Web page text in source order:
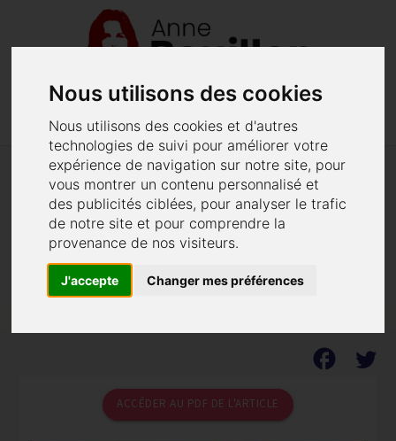
Nous utilisons des cookies
Nous utilisons des cookies et d'autres
technologies de suivi pour améliorer votre
expérience de navigation sur notre site, pour
vous montrer un contenu personnalisé et
des publicités ciblées, pour analyser le trafic
de notre site et pour comprendre la
provenance de nos visiteurs.
J'accepte Changer mes préférences
menu Menu phone 02 40 48 62 52
"Il avait du sang sur les mains"
Retour sur le parcours de l'accusé après la mort
de Marina Lebeau à St Nazaire.
facebook
ACCÉDER AU PDF DE L'ARTICLE